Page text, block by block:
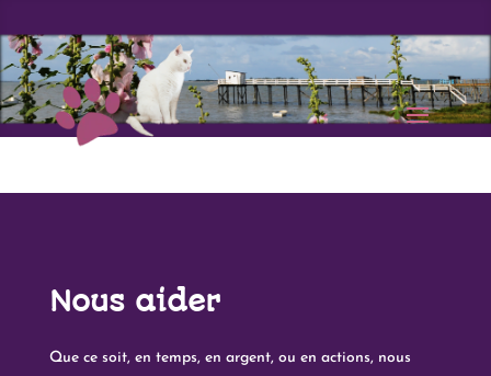
Nous aider
Que ce soit, en temps, en argent, ou en actions, nous